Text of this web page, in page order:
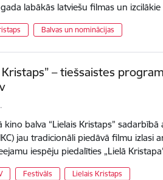
labākās latviešu filmas un
Balvas un nominācijas
Kristaps” – tiešsaistes
kino balva “Lielais Kristaps”
jau tradicionāli piedāvā filmu izlasi
iespēju piedalīties „Lielā
Festivāls Lielais Kristaps